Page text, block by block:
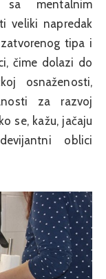
sa mentalnim
veliki napredak
tipa i
čime dolazi do
osnaženosti,
za razvoj
se, kažu, jačaju
oblici